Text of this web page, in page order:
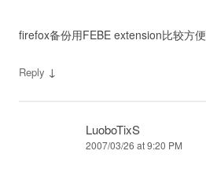
firefox备份用FEBE extension比较方便
Reply ↓
LuoboTixS
2007/03/26 at 9:20 PM